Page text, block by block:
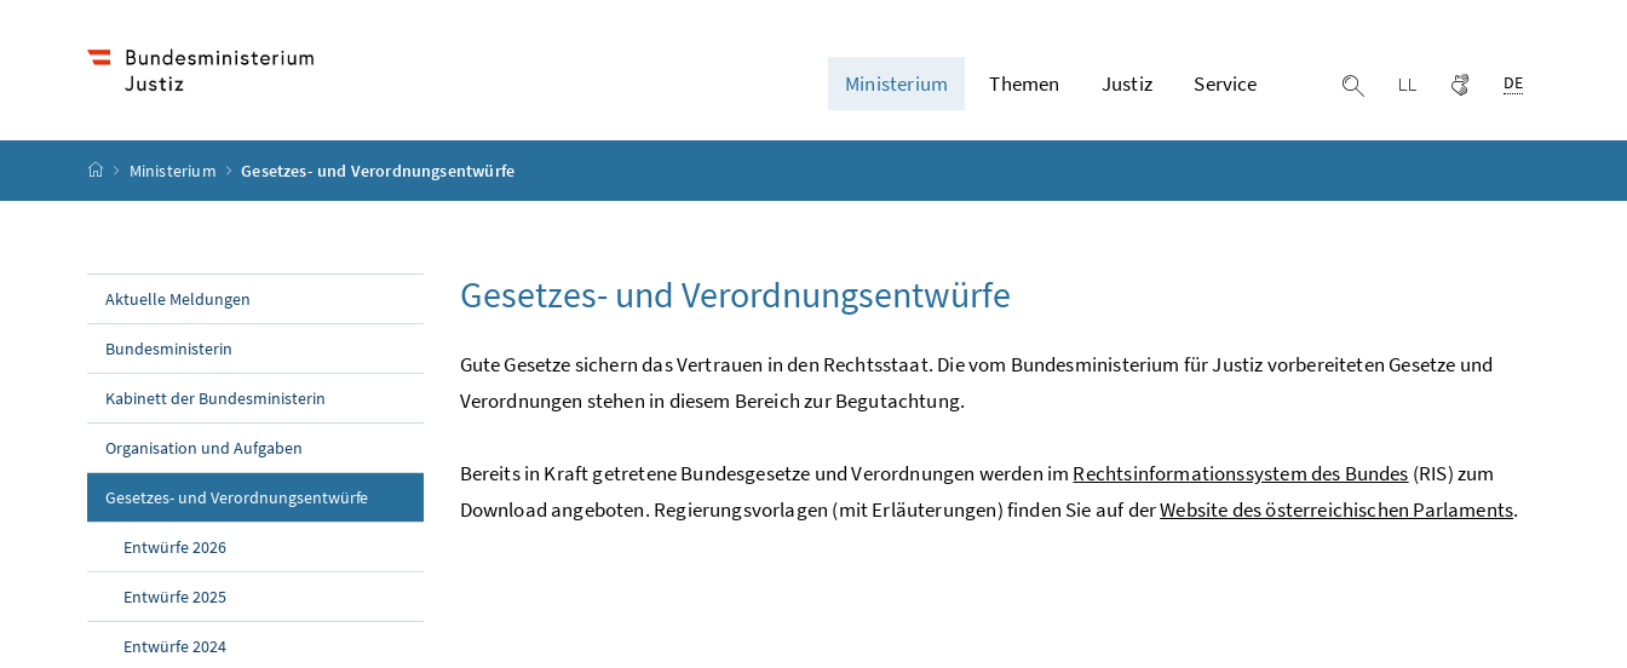
Ministerium Themen Justiz Service Suche einblenden
Leichter lesenGebärdensprache
DE
Startseite
Ministerium Gesetzes- und Verordnungsentwürfe
Aktuelle Meldungen
Bundesministerin
Kabinett der Bundesministerin
Organisation und Aufgaben
Gesetzes- und Verordnungsentwürfe(aktuelle Seite)
Entwürfe 2026
Entwürfe 2025
Entwürfe 2024
Gesetzes- und Verordnungsentwürfe
Gute Gesetze sichern das Vertrauen in den Rechtsstaat. Die vom Bundesministerium für Justiz vorbereiteten Gesetze und
Verordnungen stehen in diesem Bereich zur Begutachtung.
Bereits in Kraft getretene Bundesgesetze und Verordnungen werden im Rechtsinformationssystem des Bundes (RIS) zum
Download angeboten. Regierungsvorlagen (mit Erläuterungen) finden Sie auf derWebsite des österreichischen Parlaments.